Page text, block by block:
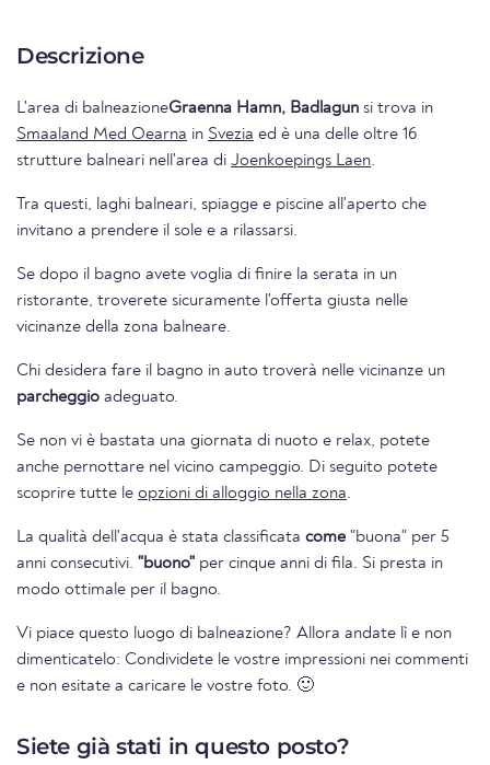
Descrizione
L'area di balneazioneGraenna Hamn, Badlagun si trova in
Smaaland Med Oearna in Svezia ed è una delle oltre 16
strutture balneari nell'area di Joenkoepings Laen.
Tra questi, laghi balneari, spiagge e piscine all'aperto che
invitano a prendere il sole e a rilassarsi.
Se dopo il bagno avete voglia di finire la serata in un
ristorante, troverete sicuramente l'offerta giusta nelle
vicinanze della zona balneare.
Chi desidera fare il bagno in auto troverà nelle vicinanze un
parcheggio adeguato.
Se non vi è bastata una giornata di nuoto e relax, potete
anche pernottare nel vicino campeggio. Di seguito potete
scoprire tutte le opzioni di alloggio nella zona.
La qualità dell'acqua è stata classificata come "buona" per 5
anni consecutivi. "buono" per cinque anni di fila. Si presta in
modo ottimale per il bagno.
Vi piace questo luogo di balneazione? Allora andate lì e non
dimenticatelo: Condividete le vostre impressioni nei commenti
e non esitate a caricare le vostre foto. 🙂
Siete già stati in questo posto?